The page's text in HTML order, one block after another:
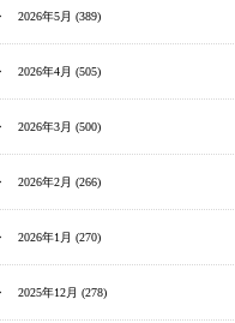
2026年5月 (389)
2026年4月 (505)
2026年3月 (500)
2026年2月 (266)
2026年1月 (270)
2025年12月 (278)